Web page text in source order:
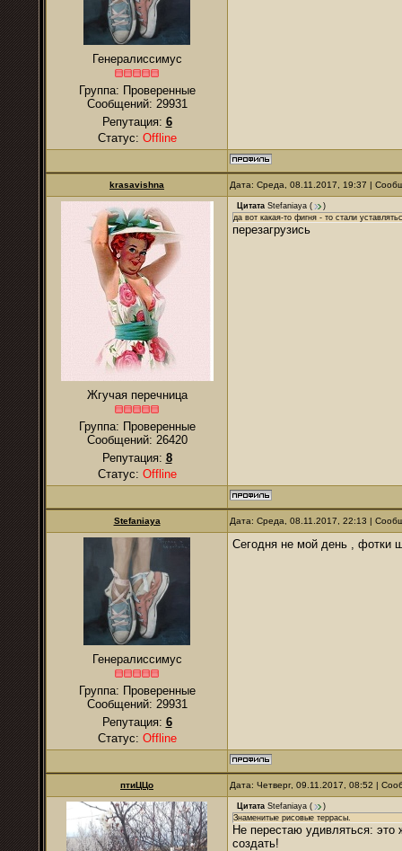
Генералиссимус
Группа: Проверенные
Сообщений: 29931
Репутация: 6
Статус: Offline
krasavishna Дата: Среда, 08.11.2017, 19:37 |
Жгучая перечница
Группа: Проверенные
Сообщений: 26420
Репутация: 8
Статус: Offline
Цитата Stefaniaya (
)
да вот какая-то фигня - то стали
перезагрузись
Stefaniaya Дата: Среда, 08.11.2017, 22:13 |
Генералиссимус
Группа: Проверенные
Сообщений: 29931
Репутация: 6
Статус: Offline
Сегодня не мой день , фотки
птиЦЦо Дата: Четверг, 09.11.2017, 08:52 |
Цитата Stefaniaya (
)
Знаменитые рисовые террасы.
Не перестаю удивляться: это
создать!